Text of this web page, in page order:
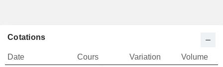
Cotations
Date Cours Variation
Volume